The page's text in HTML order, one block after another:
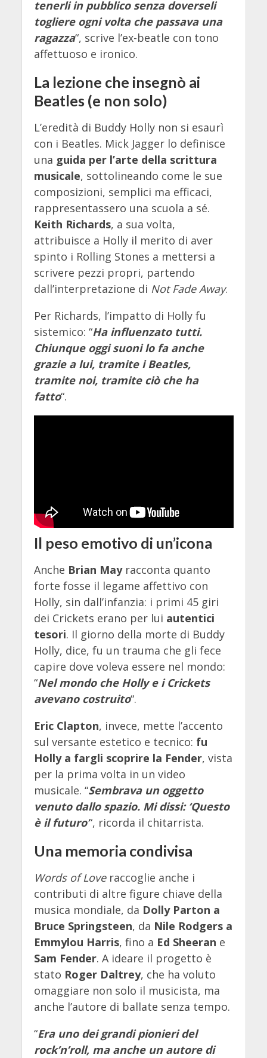
tenerli in pubblico senza doverseli
togliere ogni volta che passava una
ragazza“, scrive l’ex-beatle con tono
affettuoso e ironico.
La lezione che insegnò ai
Beatles (e non solo)
L’eredità di Buddy Holly non si esaurì
con i Beatles. Mick Jagger lo definisce
una guida per l’arte della scrittura
musicale, sottolineando come le sue
composizioni, semplici ma efficaci,
rappresentassero una scuola a sé.
Keith Richards, a sua volta,
attribuisce a Holly il merito di aver
spinto i Rolling Stones a mettersi a
scrivere pezzi propri, partendo
dall’interpretazione di Not Fade Away.
Per Richards, l’impatto di Holly fu
sistemico: “Ha influenzato tutti.
Chiunque oggi suoni lo fa anche
grazie a lui, tramite i Beatles,
tramite noi, tramite ciò che ha
fatto“.
Il peso emotivo di un’icona
Anche Brian May racconta quanto
forte fosse il legame affettivo con
Holly, sin dall’infanzia: i primi 45 giri
dei Crickets erano per lui autentici
tesori. Il giorno della morte di Buddy
Holly, dice, fu un trauma che gli fece
capire dove voleva essere nel mondo:
“Nel mondo che Holly e i Crickets
avevano costruito“.
Eric Clapton, invece, mette l’accento
sul versante estetico e tecnico: fu
Holly a fargli scoprire la Fender, vista
per la prima volta in un video
musicale. “Sembrava un oggetto
venuto dallo spazio. Mi dissi: ‘Questo
è il futuro’“, ricorda il chitarrista.
Una memoria condivisa
Words of Loveraccoglie anche i
contributi di altre figure chiave della
musica mondiale, da Dolly Parton a
Bruce Springsteen, da Nile Rodgers a
Emmylou Harris, fino a Ed Sheeran e
Sam Fender. A ideare il progetto è
stato Roger Daltrey, che ha voluto
omaggiare non solo il musicista, ma
anche l’autore di ballate senza tempo.
“Era uno dei grandi pionieri del
rock’n’roll, ma anche un autore di